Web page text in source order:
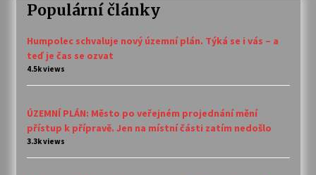
Populární články
Humpolec schvaluje nový územní plán. Týká se i vás – a
teď je čas se ozvat
4.5k views
ÚZEMNÍ PLÁN: Město po veřejném projednání mění
přístup k přípravě. Jen na místní části zatím nedošlo
3.3k views